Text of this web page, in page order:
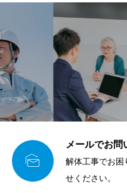

メールでお問
解体工事でお困
せください。